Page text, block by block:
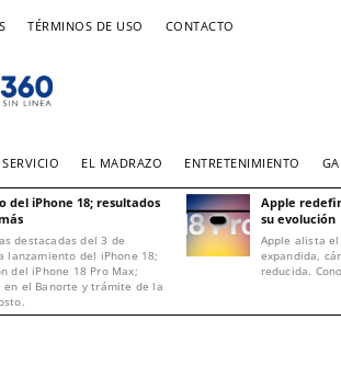
TÉRMINOS DE USO CONTACTO
EL MADRAZO ENTRETENIMIENTO
iPhone 18; resultados
destacadas del 3 de
lanzamiento del iPhone 18;
del iPhone 18 Pro Max;
en el Banorte y trámite de la
Apple
su evolución
Apple alista
expandida,
reducida.